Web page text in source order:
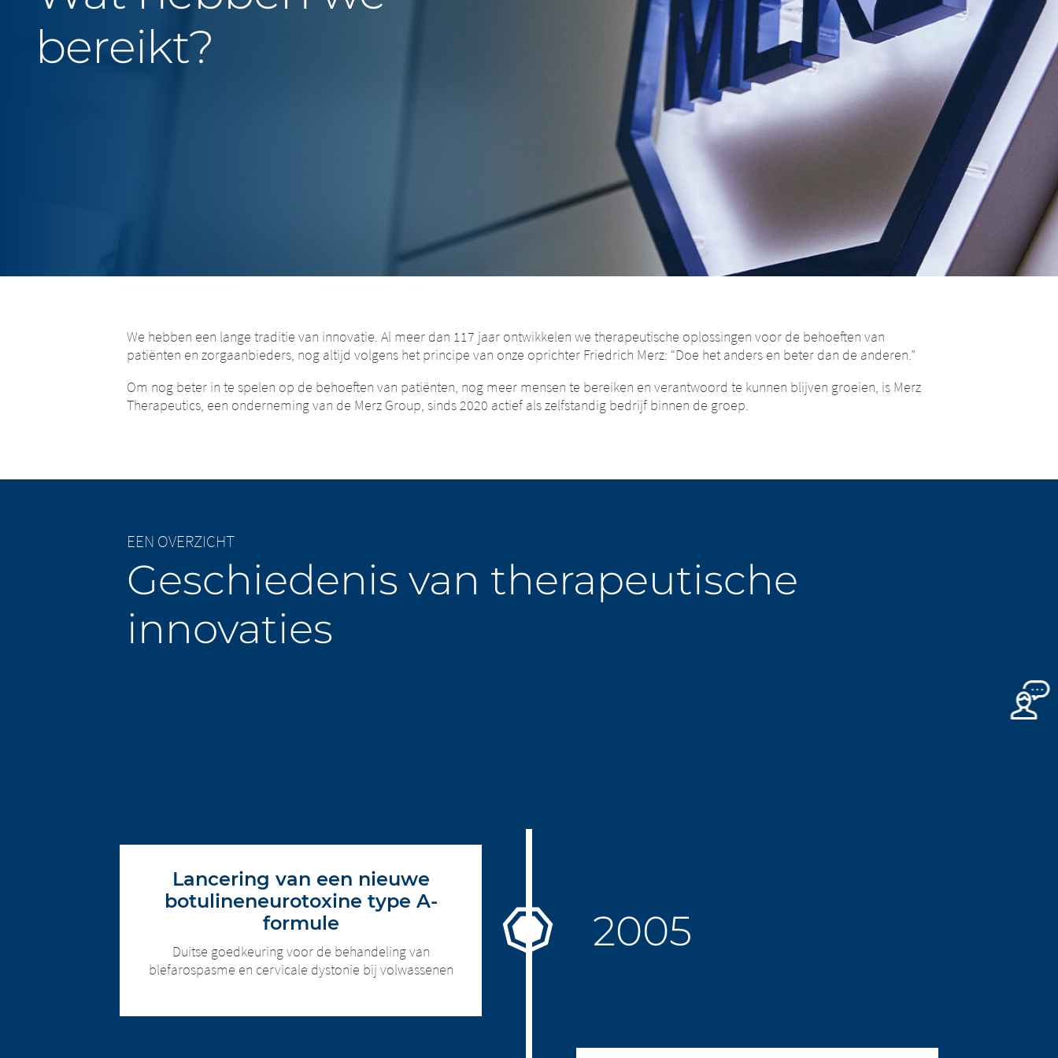
bereikt?
We hebben een lange traditie van innovatie. Al meer dan 117 jaar ontwikkelen we therapeutische oplossingen voor de behoeften van
patiënten en zorgaanbieders, nog altijd volgens het principe van onze oprichter Friedrich Merz: “Doe het anders en beter dan de anderen.”
Om nog beter in te spelen op de behoeften van patiënten, nog meer mensen te bereiken en verantwoord te kunnen blijven groeien, is Merz
Therapeutics, een onderneming van de Merz Group, sinds 2020 actief als zelfstandig bedrijf binnen de groep.
EEN OVERZICHT
Geschiedenis van therapeutische
innovaties
Lancering van een nieuwe
botulineneurotoxine type A-
formule
Duitse goedkeuring voor de behandeling van
blefarospasme en cervicale dystonie bij volwassenen